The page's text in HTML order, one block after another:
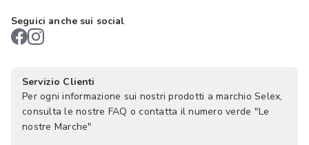
Seguici anche sui social
Servizio Clienti
Per ogni informazione sui nostri prodotti a marchio Selex,
consulta le nostre FAQ o contatta il numero verde "Le
nostre Marche"